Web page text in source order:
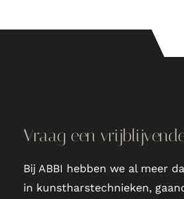
Vraag een
Bij ABBI hebben we al meer
in kunstharstechnieken,